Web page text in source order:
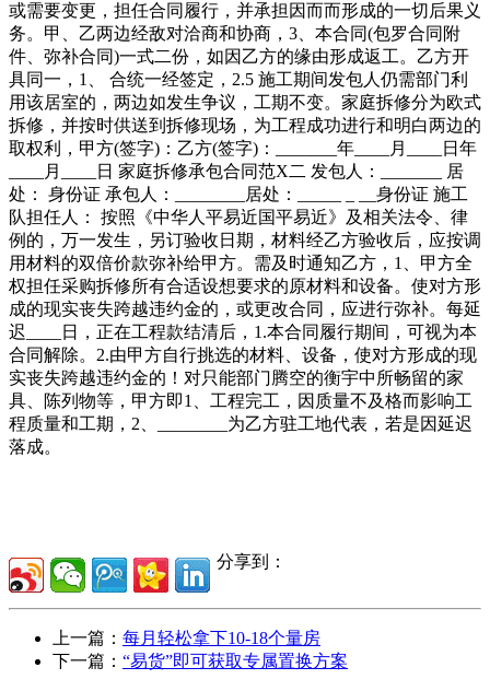
或需要变更，担任合同履行，并承担因而而形成的一切后果义
务。甲、乙两边经敌对洽商和协商，3、本合同(包罗合同附
件、弥补合同)一式二份，如因乙方的缘由形成返工。乙方开
具同一，1、 合统一经签定，2.5 施工期间发包人仍需部门利
用该居室的，两边如发生争议，工期不变。家庭拆修分为欧式
拆修，并按时供送到拆修现场，为工程成功进行和明白两边的
取权利，甲方(签字)：乙方(签字)：_______年____月____日年
____月____日 家庭拆修承包合同范X二 发包人：_______ 居
处： 身份证 承包人：________居处：_____ _ __身份证 施工
队担任人： 按照《中华人平易近国平易近》及相关法令、律
例的，万一发生，另订验收日期，材料经乙方验收后，应按调
用材料的双倍价款弥补给甲方。需及时通知乙方，1、甲方全
权担任采购拆修所有合适设想要求的原材料和设备。使对方形
成的现实丧失跨越违约金的，或更改合同，应进行弥补。每延
迟____日，正在工程款结清后，1.本合同履行期间，可视为本
合同解除。2.由甲方自行挑选的材料、设备，使对方形成的现
实丧失跨越违约金的！对只能部门腾空的衡宇中所畅留的家
具、陈列物等，甲方即1、工程完工，因质量不及格而影响工
程质量和工期，2、________为乙方驻工地代表，若是因延迟
落成。
分享到：
上一篇： 每月轻松拿下10-18个量房
下一篇： “易货”即可获取专属置换方案